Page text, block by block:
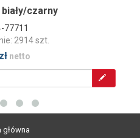
czarny
77711
2914 szt.
netto
główna